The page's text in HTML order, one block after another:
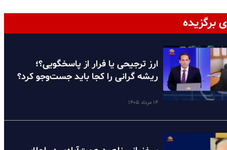
برگزیده
ارز ترجیحی یا فرار از پاسخگویی؟؛
ریشه گرانی را کجا باید جست‌وجو کرد؟
۱۴ مرداد ۱۴۰۵